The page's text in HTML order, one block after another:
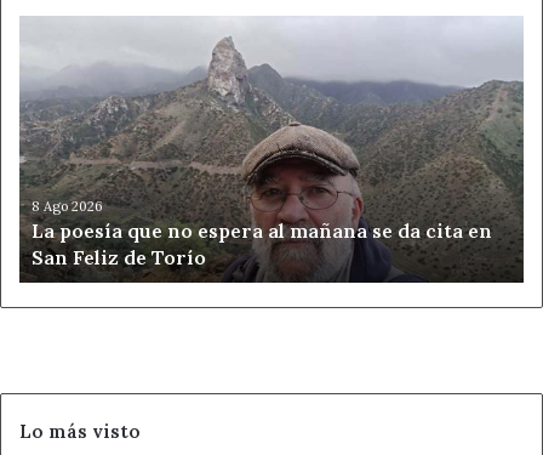
que
no
espera
al
mañana
se
da
cita
en
San
8 Ago 2026
La poesía que no espera al mañana se da cita en
San Feliz de Torío
Lo más visto